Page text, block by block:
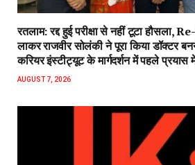
रतलाम: रद्द हुई परीक्षा से नहीं टूटा हौसला,
लाकर राजवीर सोलंकी ने पूरा किया डॉक्टर
करियर इंस्टीट्यूट के मार्गदर्शन में पहले
AUGUST 7, 2026